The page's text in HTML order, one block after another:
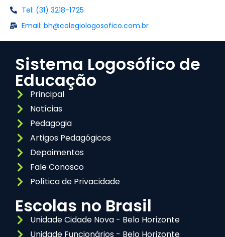
Tel: (31) 3218-1725
Email: bh@colegiologosofico.com.br
Sistema Logosófico de
Educação
Principal
Notícias
Pedagogia
Artigos Pedagógicos
Depoimentos
Fale Conosco
Política de Privacidade
Escolas no Brasil
Unidade Cidade Nova - Belo Horizonte
Unidade Funcionários - Belo Horizonte